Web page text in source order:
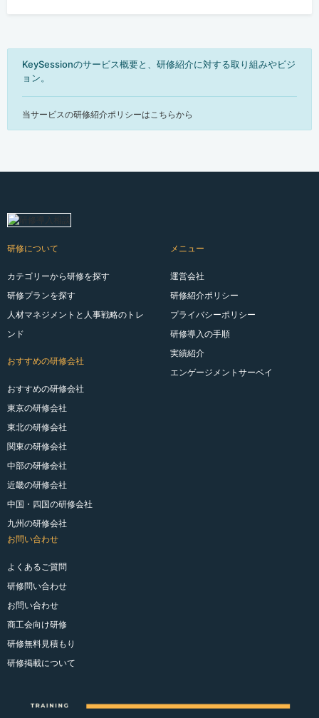
KeySessionのサービス概要と、研修紹介に対する取り組みやビジ
ョン。
当サービスの研修紹介ポリシーはこちらから
研修について
カテゴリーから研修を探す
研修プランを探す
人材マネジメントと人事戦略のトレ
ンド
おすすめの研修会社
おすすめの研修会社
東京の研修会社
東北の研修会社
関東の研修会社
中部の研修会社
近畿の研修会社
中国・四国の研修会社
九州の研修会社
メニュー
運営会社
研修紹介ポリシー
プライバシーポリシー
研修導入の手順
実績紹介
エンゲージメントサーベイ
お問い合わせ
よくあるご質問
研修問い合わせ
お問い合わせ
商工会向け研修
研修無料見積もり
研修掲載について